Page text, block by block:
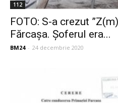
112
FOTO: S-a crezut
Fărcașa. Șoferul era...
BM24 - 24 decembrie 2020